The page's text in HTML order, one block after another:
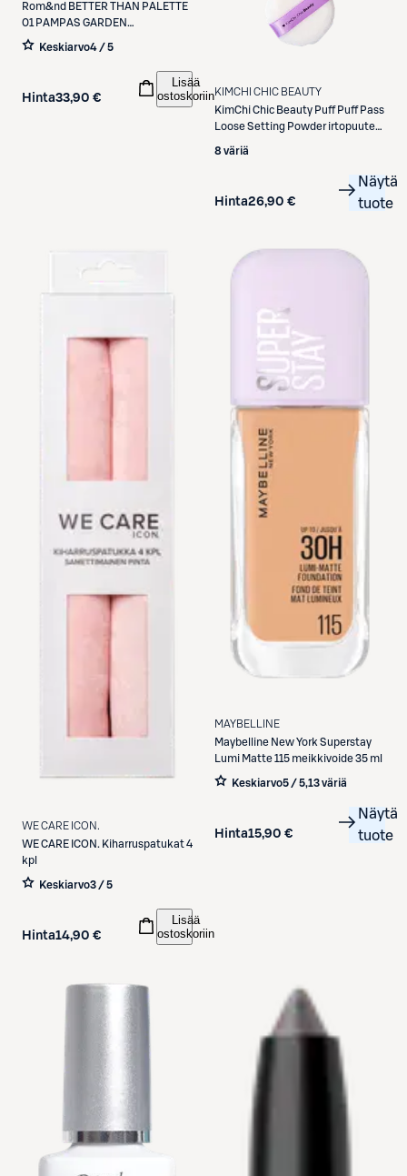
Rom&nd BETTER THAN PALETTE
01 PAMPAS GARDEN
luomiväripaletti
Keskiarvo4 / 5
Hinta33,90 €
Lisää
ostoskoriin KIMCHI CHIC BEAUTY
KimChi Chic Beauty Puff Puff Pass
Loose Setting Powder irtopuuteri
8 väriä
Hinta26,90 €
Näytä
tuote
WE CARE ICON.
WE CARE ICON. Kiharruspatukat 4
kpl
Keskiarvo3 / 5
Hinta14,90 €
Lisää
ostoskoriin
MAYBELLINE
Maybelline New York Superstay
Lumi Matte 115 meikkivoide 35 ml
Keskiarvo5 / 5,13 väriä
Hinta15,90 €
Näytä
tuote